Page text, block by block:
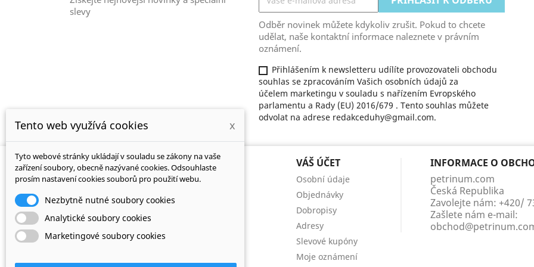
slevy
Odběr novinek můžete kdykoliv zrušit. Pokud to chcete
udělat, naše kontaktní informace naleznete v právním
oznámení.
Přihlášením k newsletteru udílíte provozovateli obchodu
souhlas se zpracováním Vašich osobních údajů za
účelem marketingu v souladu s nařízením Evropského
parlamentu a Rady (EU) 2016/679 . Tento souhlas můžete
odvolat na adrese redakceduhy@gmail.com.
NAŠE
SPOLEČNOST
Právní ustanovení
Obchodní podmínky
O nás
VÁŠ ÚČET
Osobní údaje
Objednávky
Dobropisy
Adresy
Slevové kupóny
Moje oznámení
INFORMACE O
petrinum.com
Česká Republika
Zavolejte nám: +420/
Zašlete nám e-mail:
Tento web využívá cookies x
Tyto webové stránky ukládají v souladu se zákony na vaše
zařízení soubory, obecně nazývané cookies. Odsouhlaste
prosím nastavení cookies souborů pro použití webu.
Nezbytně nutné soubory cookies
Analytické soubory cookies
Marketingové soubory cookies